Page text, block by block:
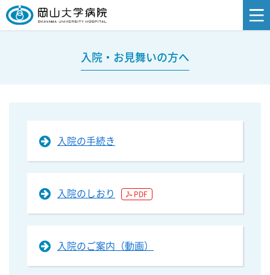
入院・お見舞いの方へ
入院の手続き
入院のしおり PDF
入院のご案内（動画）